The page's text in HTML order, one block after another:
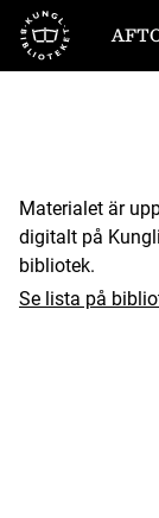
Till startsidan
Materialet är
digitalt på
bibliotek.
Se lista på